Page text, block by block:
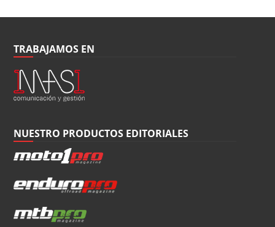
TRABAJAMOS EN
NUESTRO PRODUCTOS EDITORIALES